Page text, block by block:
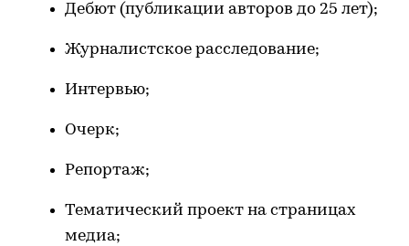
Дебют (публикации авторов до 25 лет);
Журналистское расследование;
Интервью;
Очерк;
Репортаж;
Тематический проект на страницах
медиа;